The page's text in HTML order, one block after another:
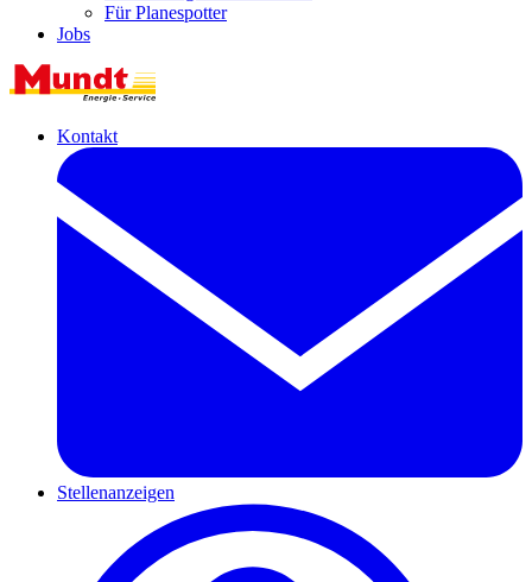
Für Planespotter
Jobs
Kontakt
Stellenanzeigen